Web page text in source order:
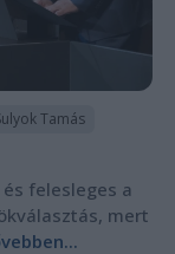
Tamás
felesleges a
mert